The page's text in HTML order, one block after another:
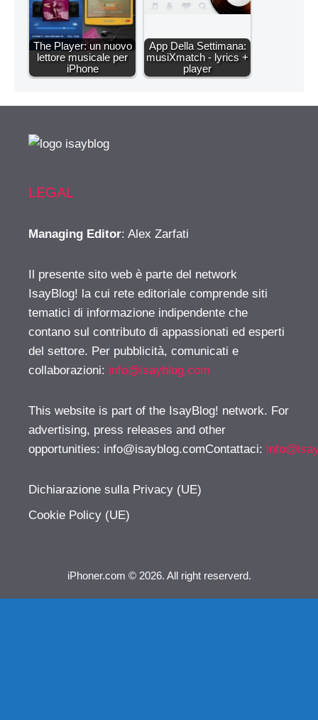
The Player: un nuovo
lettore musicale per
iPhone
App Della Settimana:
musiXmatch - lyrics +
player
LEGAL
Managing Editor: Alex Zarfati
Il presente sito web è parte del network
IsayBlog! la cui rete editoriale comprende siti
tematici di informazione indipendente che
contano sul contributo di appassionati ed esperti
del settore. Per pubblicità, comunicati e
collaborazioni: info@isayblog.com
This website is part of the IsayBlog! network. For
advertising, press releases and other
opportunities: info@isayblog.comContattaci:
Dichiarazione sulla Privacy (UE)
Cookie Policy (UE)
iPhoner.com © 2026. All right reserverd.